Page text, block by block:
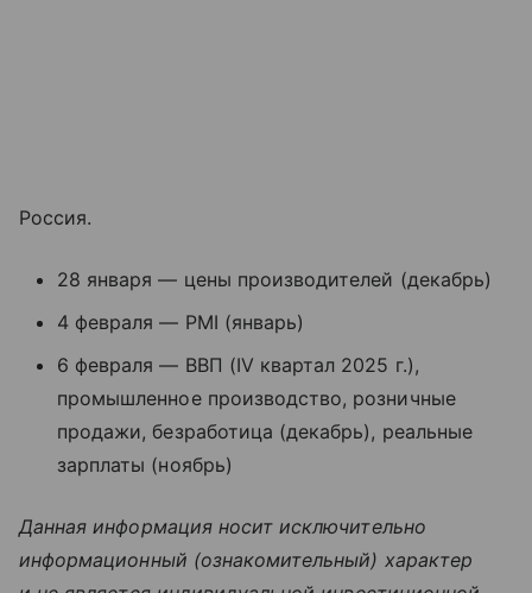
Россия.
28 января — цены производителей (декабрь)
4 февраля — PMI (январь)
6 февраля — ВВП (IV квартал 2025 г.),
промышленное производство, розничные
продажи, безработица (декабрь), реальные
зарплаты (ноябрь)
Данная информация носит исключительно
информационный (ознакомительный) характер